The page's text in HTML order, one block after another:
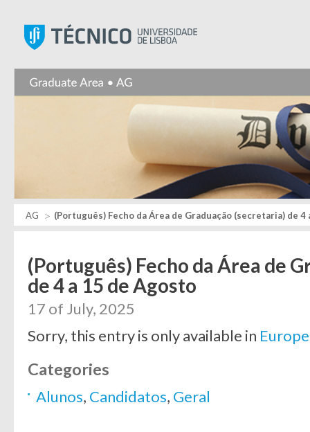
AG (Português) Fecho da Área de Graduação (secretaria) de 4
(Português) Fecho da Área de
de 4 a 15 de Agosto
17 of July, 2025
Sorry, this entry is only available in
Categories
Alunos, Candidatos, Geral